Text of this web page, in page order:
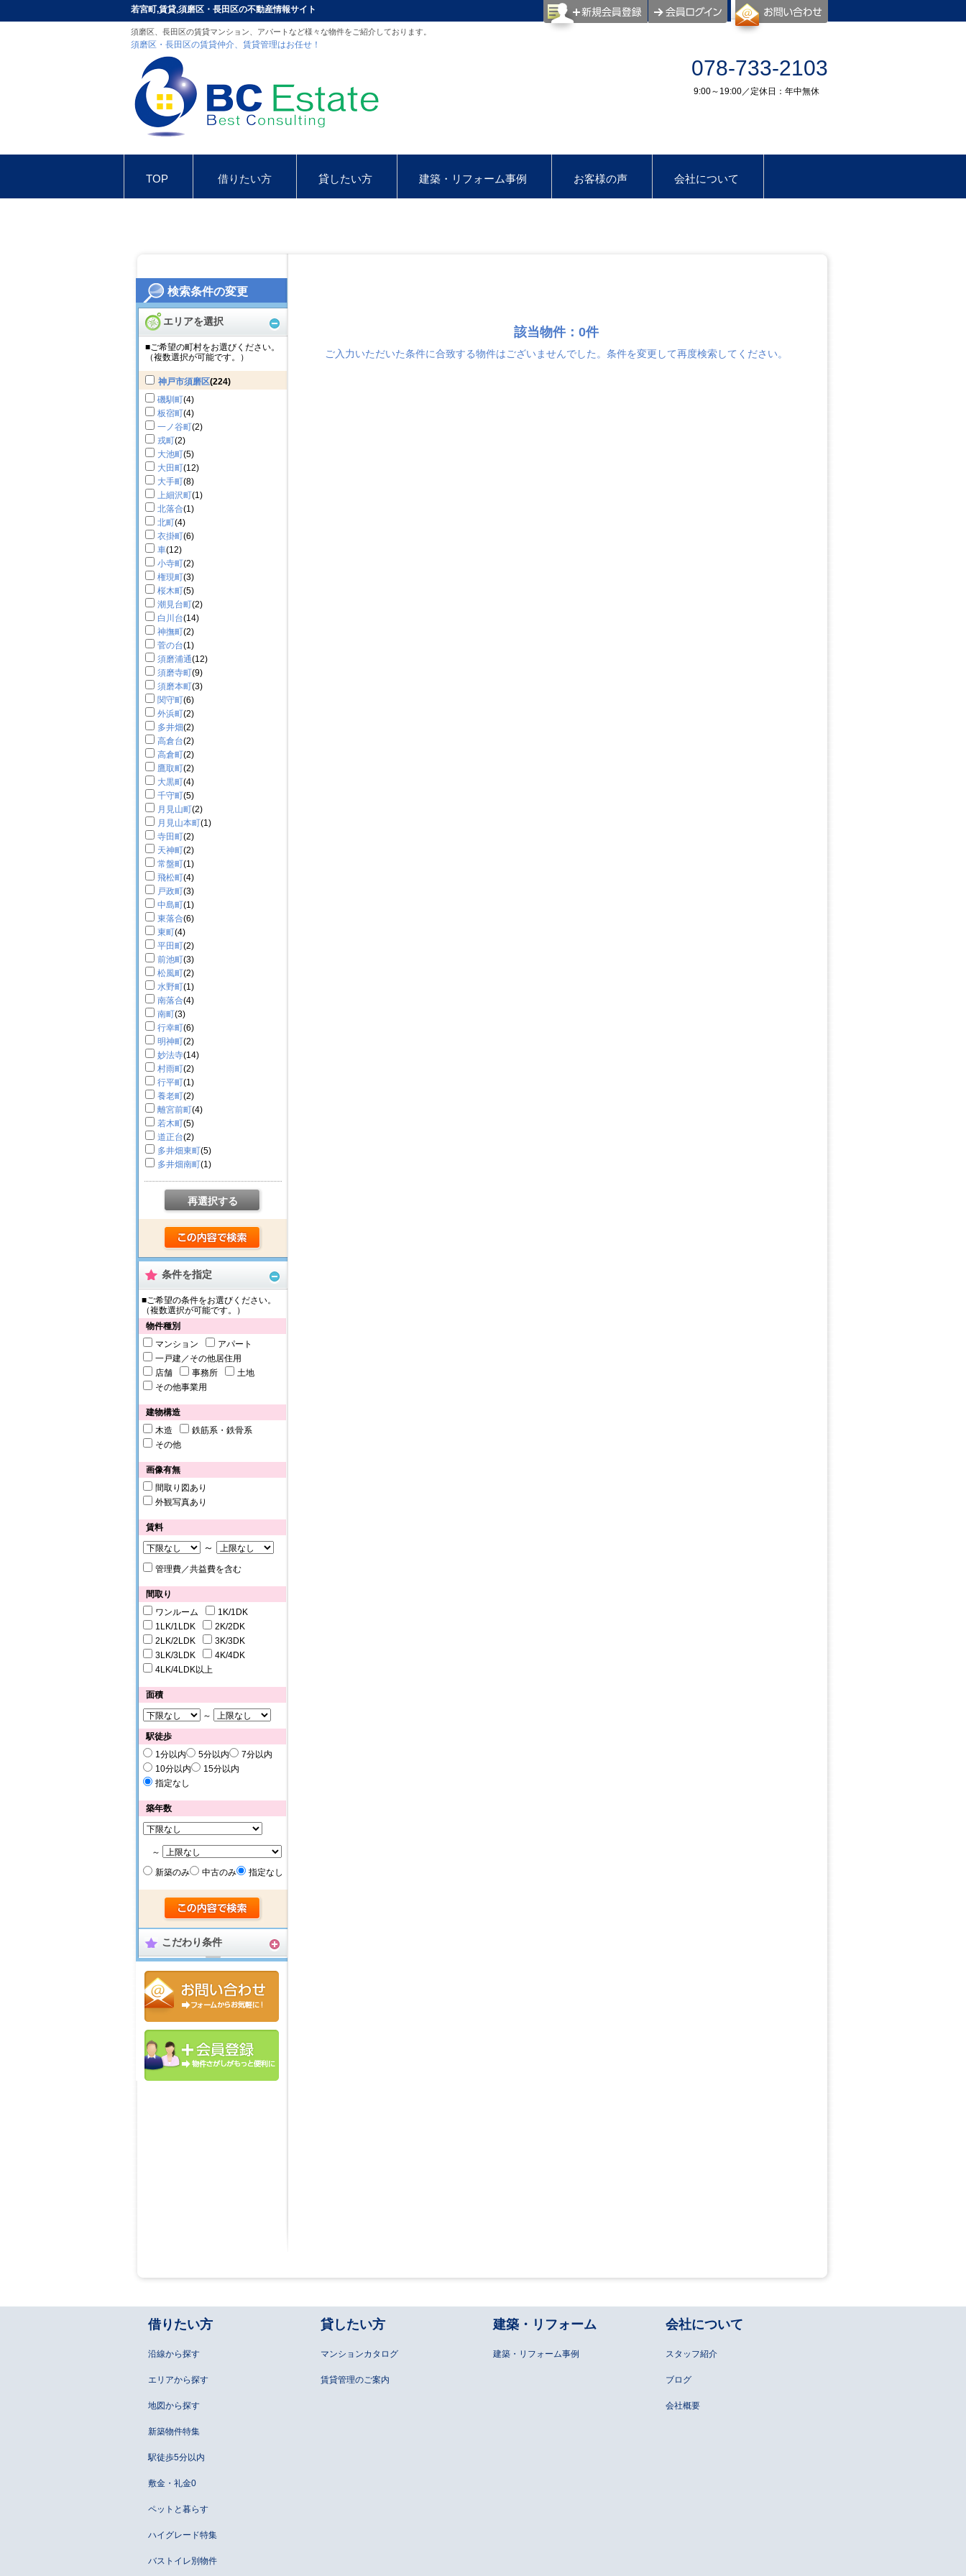
検索条件の変更
エリアを選択
■ご希望の町村をお選びください。
（複数選択が可能です。）
神戸市須磨区(224)
磯馴町(4)
板宿町(4)
一ノ谷町(2)
戎町(2)
大池町(5)
大田町(12)
大手町(8)
上細沢町(1)
北落合(1)
北町(4)
衣掛町(6)
車(12)
小寺町(2)
権現町(3)
桜木町(5)
潮見台町(2)
白川台(14)
神撫町(2)
菅の台(1)
須磨浦通(12)
須磨寺町(9)
須磨本町(3)
関守町(6)
外浜町(2)
多井畑(2)
高倉台(2)
高倉町(2)
鷹取町(2)
大黒町(4)
千守町(5)
月見山町(2)
月見山本町(1)
寺田町(2)
天神町(2)
常盤町(1)
飛松町(4)
戸政町(3)
中島町(1)
東落合(6)
東町(4)
平田町(2)
前池町(3)
松風町(2)
水野町(1)
南落合(4)
南町(3)
行幸町(6)
明神町(2)
妙法寺(14)
村雨町(2)
行平町(1)
養老町(2)
離宮前町(4)
若木町(5)
道正台(2)
多井畑東町(5)
多井畑南町(1)
再選択する
条件を指定
■ご希望の条件をお選びください。
（複数選択が可能です。）
物件種別
マンション
アパート
一戸建／その他居住用
店舗
事務所
土地
その他事業用
建物構造
木造
鉄筋系・鉄骨系
その他
画像有無
間取り図あり
外観写真あり
賃料
～
管理費／共益費を含む
間取り
ワンルーム
1K/1DK
1LK/1LDK
2K/2DK
2LK/2LDK
3K/3DK
3LK/3LDK
4K/4DK
4LK/4LDK以上
面積
～
駅徒歩
1分以内
5分以内
7分以内
10分以内
15分以内
指定なし
築年数
～
新築のみ
中古のみ 指定なし
こだわり条件
若宮町,賃貸,須磨区・長田区の不動産情報サイト
須磨区、長田区の賃貸マンション、アパートなど様々な物件をご紹介しております。
須磨区・長田区の賃貸仲介、賃貸管理はお任せ！
078-733-2103
9:00～19:00／定休日：年中無休
TOP 借りたい方 貸したい方 建築・リフォーム事例 お客様の声 会社について
該当物件：0件
ご入力いただいた条件に合致する物件はございませんでした。条件を変更して再度検索してください。
借りたい方 貸したい方 建築・リフォーム 会社について
沿線から探す マンションカタログ 建築・リフォーム事例 スタッフ紹介
エリアから探す 賃貸管理のご案内 ブログ
地図から探す 会社概要
新築物件特集
駅徒歩5分以内
敷金・礼金0
ペットと暮らす
ハイグレード特集
バストイレ別物件